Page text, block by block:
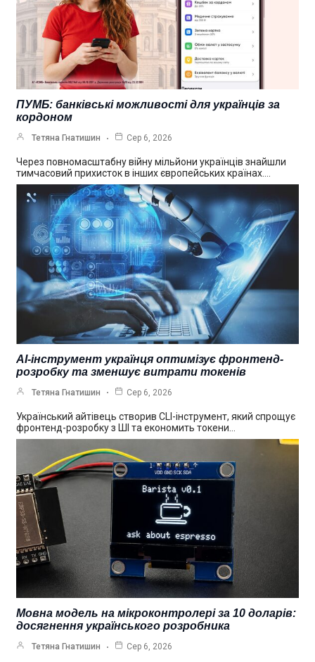
ПУМБ: банківські можливості для українців за
кордоном
Тетяна Гнатишин Сер 6, 2026
Через повномасштабну війну мільйони українців знайшли
тимчасовий прихисток в інших європейських країнах.…
AI-інструмент українця оптимізує фронтенд-
розробку та зменшує витрати токенів
Тетяна Гнатишин Сер 6, 2026
Український айтівець створив CLI-інструмент, який спрощує
фронтенд-розробку з ШІ та економить токени…
Мовна модель на мікроконтролері за 10 доларів:
досягнення українського розробника
Тетяна Гнатишин Сер 6, 2026